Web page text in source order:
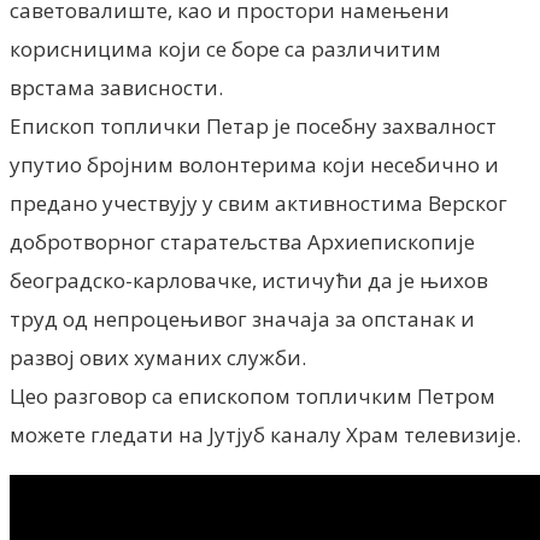
саветовалиште, као и простори намењени
корисницима који се боре са различитим
врстама зависности.
Епископ топлички Петар је посебну захвалност
упутио бројним волонтерима који несебично и
предано учествују у свим активностима Верског
добротворног старатељства Архиепископије
београдско-карловачке, истичући да је њихов
труд од непроцењивог значаја за опстанак и
развој ових хуманих служби.
Цео разговор са епископом топличким Петром
можете гледати на Јутјуб каналу Храм телевизије.